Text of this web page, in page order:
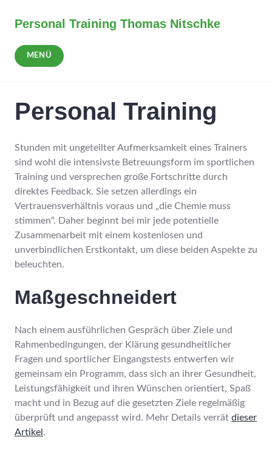
InhaltPersonal Training Thomas Nitschke
MENÜ
Personal Training
Stunden mit ungeteilter Aufmerksamkeit eines Trainers
sind wohl die intensivste Betreuungsform im sportlichen
Training und versprechen große Fortschritte durch
direktes Feedback. Sie setzen allerdings ein
Vertrauensverhältnis voraus und „die Chemie muss
stimmen“. Daher beginnt bei mir jede potentielle
Zusammenarbeit mit einem kostenlosen und
unverbindlichen Erstkontakt, um diese beiden Aspekte zu
beleuchten.
Maßgeschneidert
Nach einem ausführlichen Gespräch über Ziele und
Rahmenbedingungen, der Klärung gesundheitlicher
Fragen und sportlicher Eingangstests entwerfen wir
gemeinsam ein Programm, dass sich an ihrer Gesundheit,
Leistungsfähigkeit und ihren Wünschen orientiert, Spaß
macht und in Bezug auf die gesetzten Ziele regelmäßig
überprüft und angepasst wird. Mehr Details verrät dieser
Artikel.